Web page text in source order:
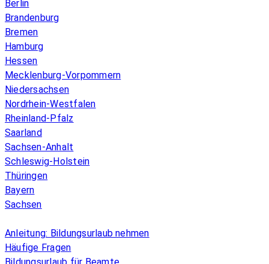
Berlin
Brandenburg
Bremen
Hamburg
Hessen
Mecklenburg-Vorpommern
Niedersachsen
Nordrhein-Westfalen
Rheinland-Pfalz
Saarland
Sachsen-Anhalt
Schleswig-Holstein
Thüringen
Bayern
Sachsen
Anleitung: Bildungsurlaub nehmen
Häufige Fragen